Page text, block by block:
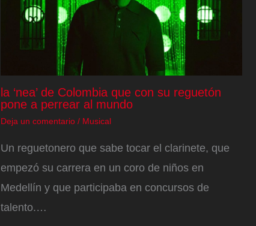
la ‘nea’ de Colombia que con su reguetón
pone a perrear al mundo
Deja un comentario / Musical
Un reguetonero que sabe tocar el clarinete, que
empezó su carrera en un coro de niños en
Medellín y que participaba en concursos de
talento.…